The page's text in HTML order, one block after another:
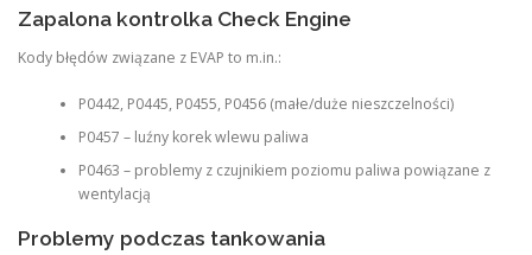
Zapalona kontrolka Check Engine
Kody błędów związane z EVAP to m.in.:
P0442, P0445, P0455, P0456 (małe/duże nieszczelności)
P0457 – luźny korek wlewu paliwa
P0463 – problemy z czujnikiem poziomu paliwa powiązane z
wentylacją
Problemy podczas tankowania